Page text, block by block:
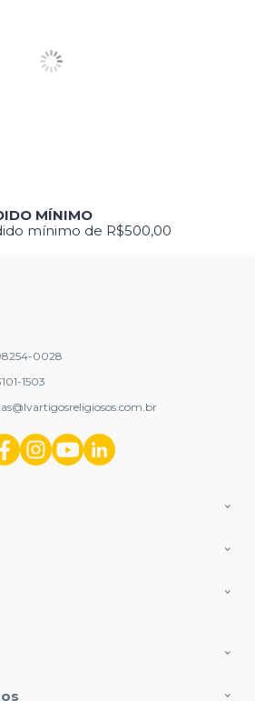
MÍNIMO
mínimo de R$500,00
0028
1503